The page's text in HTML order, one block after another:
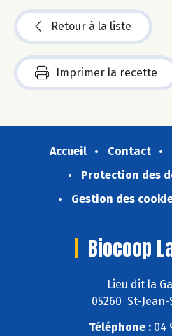
Retour à la liste
Imprimer la recette
Accueil Contact
Protection des
Gestion des
Biocoop
Lieu dit la
05260 St-
Téléphone : 04